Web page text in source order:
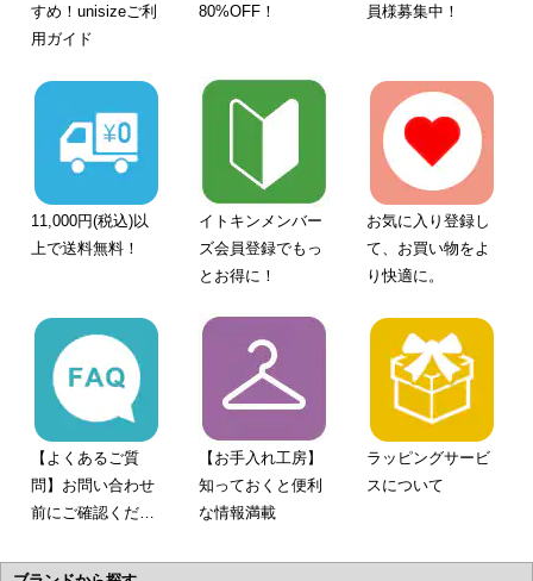
すめ！unisizeご利
用ガイド
80%OFF！
員様募集中！
11,000円(税込)以
上で送料無料！
イトキンメンバー
ズ会員登録でもっ
とお得に！
お気に入り登録し
て、お買い物をよ
り快適に。
【よくあるご質
問】お問い合わせ
前にご確認くださ
【お手入れ工房】
知っておくと便利
な情報満載
ラッピングサービ
スについて